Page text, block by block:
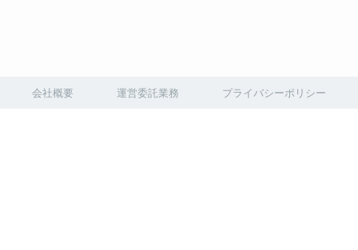
会社概要 運営委託業務 プライバシーポリシー